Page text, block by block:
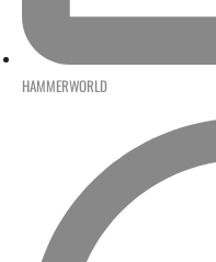
HAMMERWORLD